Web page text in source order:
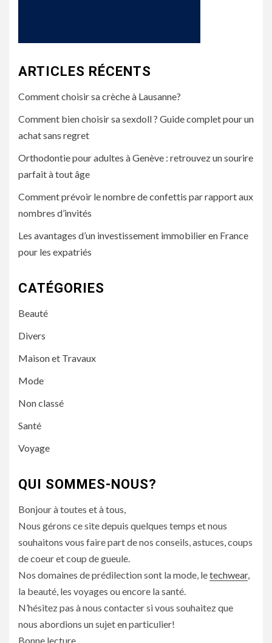
ARTICLES RÉCENTS
Comment choisir sa crèche à Lausanne?
Comment bien choisir sa sexdoll ? Guide complet pour un
achat sans regret
Orthodontie pour adultes à Genève : retrouvez un sourire
parfait à tout âge
Comment prévoir le nombre de confettis par rapport aux
nombres d’invités
Les avantages d’un investissement immobilier en France
pour les expatriés
CATÉGORIES
Beauté
Divers
Maison et Travaux
Mode
Non classé
Santé
Voyage
QUI SOMMES-NOUS?
Bonjour à toutes et à tous,
Nous gérons ce site depuis quelques temps et nous
souhaitons vous faire part de nos conseils, astuces, coups
de coeur et coup de gueule.
Nos domaines de prédilection sont la mode, letechwear,
la beauté, les voyages ou encore la santé.
N’hésitez pas à nous contacter si vous souhaitez que
nous abordions un sujet en particulier!
Bonne lecture